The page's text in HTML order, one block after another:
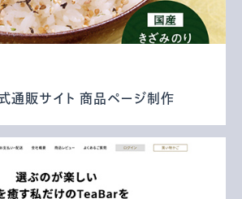
通販サイト 商品ページ制作